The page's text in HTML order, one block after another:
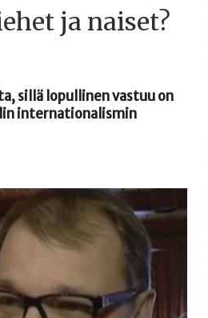
ja naiset?
sillä lopullinen vastuu on
internationalismin